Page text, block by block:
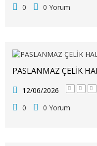
0 0 Yorum
PASLANMAZ ÇELİK
12/06/2026
0
0 Yorum